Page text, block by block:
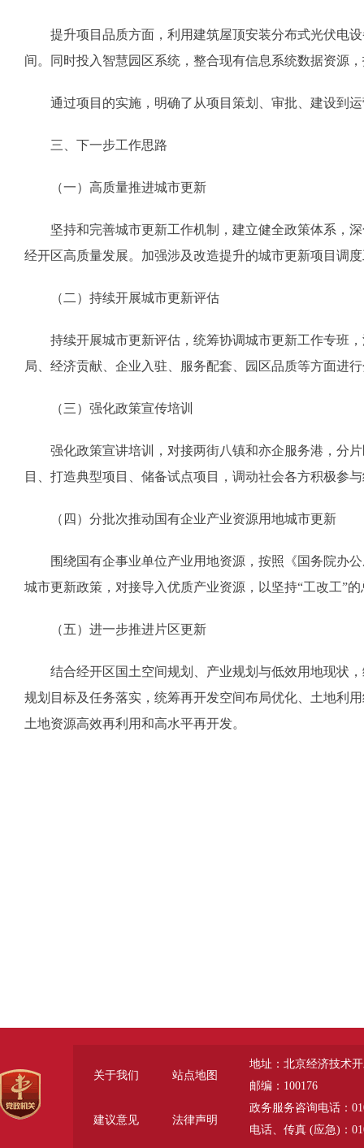
提升项目品质方面，利用建筑屋顶安装分布式光伏电设
间。同时投入智慧园区系统，整合现有信息系统数据资源
通过项目的实施，明确了从项目策划、审批、建设到运
三、下一步工作思路
（一）高质量推进城市更新
坚持和完善城市更新工作机制，建立健全政策体系，深
经开区高质量发展。加强涉及改造提升的城市更新项目调
（二）持续开展城市更新评估
持续开展城市更新评估，统筹协调城市更新工作专班，
局、经济贡献、企业入驻、服务配套、园区品质等方面进
（三）强化政策宣传培训
强化政策宣讲培训，对接两街八镇和亦企服务港，分片
目、打造典型项目、储备试点项目，调动社会各方积极参
（四）分批次推动国有企业产业资源用地城市更新
围绕国有企事业单位产业用地资源，按照《国务院办公
城市更新政策，对接导入优质产业资源，以坚持“工改工”
（五）进一步推进片区更新
结合经开区国土空间规划、产业规划与低效用地现状，
规划目标及任务落实，统筹再开发空间布局优化、土地利
土地资源高效再利用和高水平再开发。
关于我们 站点地图
建议意见 法律声明
地址：北京经济技术
邮编：100176
政务服务咨询电话：
电话、传真 (应急)：